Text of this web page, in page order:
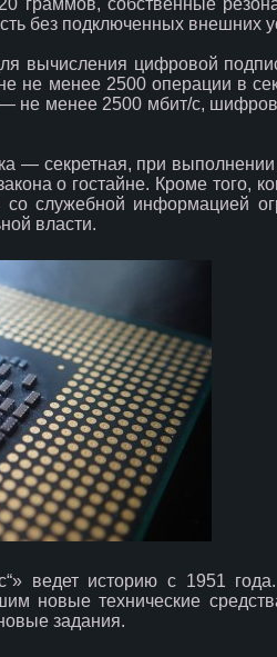
граммов, собственные
без подключенных внешних
вычисления цифровой
не менее 2500 операции в
не менее 2500 мбит/с,
— секретная, при
о гостайне. Кроме того,
служебной информацией
власти.
ведет историю с 1951
новые технические
задания.